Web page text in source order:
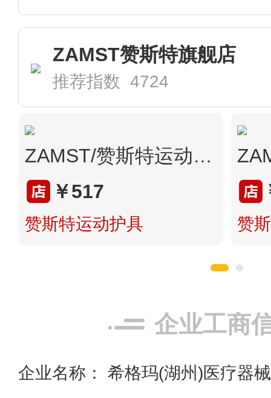
ZAMST赞斯特旗舰店
推荐指数 4724
ZAMST/赞斯特运动护踝篮球排球跑步羽毛球稳定踝关节A1长款护具
￥517
赞斯特运动护具 赞
企业工商
企业名称： 希格玛(湖州)医疗器